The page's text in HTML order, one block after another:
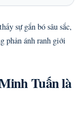
sự gắn bó sâu sắc,
phản ánh ranh giới
Tuấn là